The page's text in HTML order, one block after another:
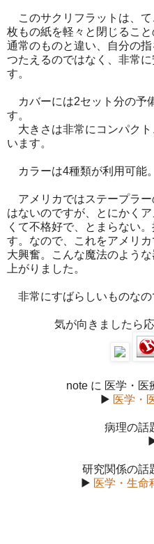
このサクリフラットは、て
枚もの紙を軽々と閉じるこ
通常のものと違い、自分の
つたえるのではなく、非常
す。
カバーには2セット分の予
す。
大きさは非常にコンパクト
います。
カラーは4種類が利用可能
アメリカではステープラー
はないのですが、とにかく
くて不格好で、とまらない
す。なので、これをアメリ
大興奮。こんな魔法のよう
上がりました。
非常にすばらしいものなの
気が向きましたら
note に 医学・医
▶ 医学・
病理の話
研究関係の話
▶ 医学・生